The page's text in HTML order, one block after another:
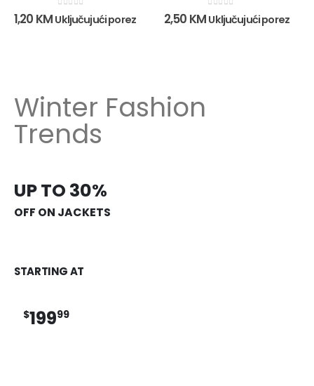
out of 5
1,20 KM Uključujući porez out of 5
2,50 KM Uključujući porez
Winter Fashion
Trends
UP TO 30%
OFF ON JACKETS
STARTING AT
$19999